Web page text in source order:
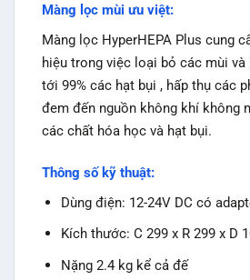
Màng lọc mùi ưu việt:
Màng lọc HyperHEPA Plus cung
hiệu trong việc loại bỏ các mùi
tới 99% các hạt bụi , hấp thụ các
đem đến nguồn không khí không
các chất hóa học và hạt bụi.
Thông số kỹ thuật:
Dùng điện: 12-24V DC có
Kích thước: C 299 x R 299 x D
Nặng 2.4 kg kể cả đế